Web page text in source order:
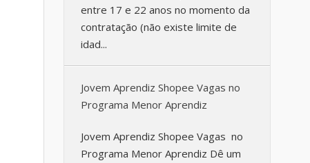
entre 17 e 22 anos no momento da
contratação (não existe limite de
idad...
Jovem Aprendiz Shopee Vagas no
Programa Menor Aprendiz
Jovem Aprendiz Shopee Vagas no
Programa Menor Aprendiz Dê um